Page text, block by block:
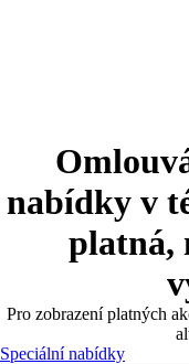
nabídky v
platná,
Pro zobrazení platných
Speciální nabídky